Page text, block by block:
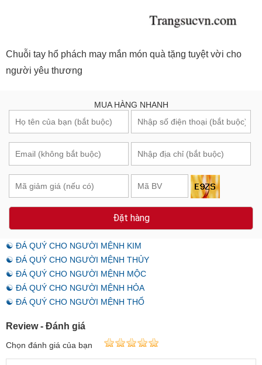
Chuỗi tay hổ phách may mắn món quà tặng tuyệt vời cho
người yêu thương
MUA HÀNG NHANH
Đặt hàng
☯ ĐÁ QUÝ CHO NGƯỜI MỆNH KIM
☯ ĐÁ QUÝ CHO NGƯỜI MỆNH THỦY
☯ ĐÁ QUÝ CHO NGƯỜI MỆNH MỘC
☯ ĐÁ QUÝ CHO NGƯỜI MỆNH HỎA
☯ ĐÁ QUÝ CHO NGƯỜI MỆNH THỔ
Review - Đánh giá
Chọn đánh giá của bạn